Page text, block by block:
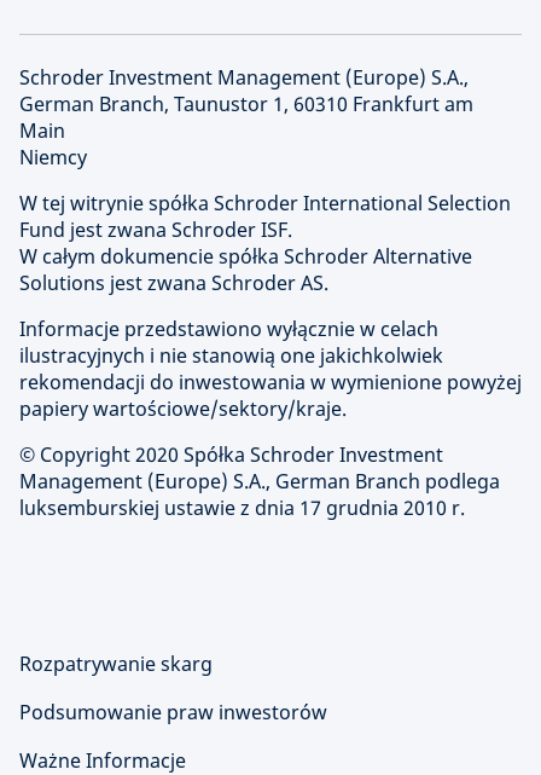
Schroder Investment Management (Europe) S.A.,
German Branch, Taunustor 1, 60310 Frankfurt am
Main
Niemcy
W tej witrynie spółka Schroder International Selection
Fund jest zwana Schroder ISF.
W całym dokumencie spółka Schroder Alternative
Solutions jest zwana Schroder AS.
Informacje przedstawiono wyłącznie w celach
ilustracyjnych i nie stanowią one jakichkolwiek
rekomendacji do inwestowania w wymienione powyżej
papiery wartościowe/sektory/kraje.
© Copyright 2020 Spółka Schroder Investment
Management (Europe) S.A., German Branch podlega
luksemburskiej ustawie z dnia 17 grudnia 2010 r.
Rozpatrywanie skarg
Podsumowanie praw inwestorów
Ważne Informacje